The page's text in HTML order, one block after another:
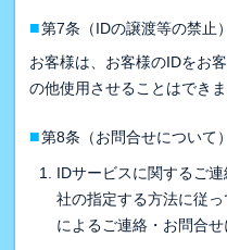
■第7条（IDの譲渡等の禁止）
お客様は、お客様のIDをお
の他使用させることはできま
■第8条（お問合せについて）
IDサービスに関するご
社の指定する方法に従
によるご連絡・お問合せ